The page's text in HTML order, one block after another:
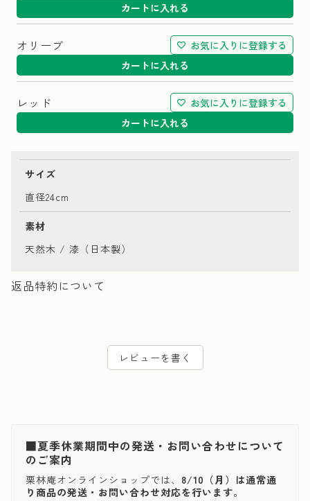
カートに入れる
オリーブ
お気に入りに登録する
カートに入れる
レッド
お気に入りに登録する
カートに入れる
サイズ
直径24cm
素材
天然木 / 漆（日本製）
返品特約について
レビューを書く
■夏季休業期間中の発送・お問い合わせについて
のご案内
栗林庵オンラインショップでは、 8/10（月）は通常通
り商品の発送・お問い合わせ対応を行います。